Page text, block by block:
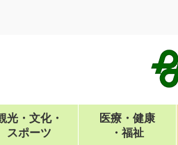
光・文化・
スポーツ
医療・健康
・福祉